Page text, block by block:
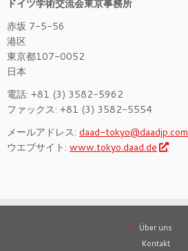
ドイツ学術交流会東京事務所
赤坂 7-5-56
港区
東京都107-0052
日本
電話: +81 (3) 3582-5962
ファックス: +81 (3) 3582-5554
メールアドレス: daad-tokyo@daadjp.com
ウエブサイト: www.tokyo.daad.de
Über uns
Kontakt